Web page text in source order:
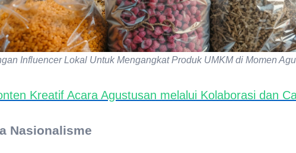
Influencer Lokal Untuk Mengangkat Produk UMKM di Momen
Kreatif Acara Agustusan melalui Kolaborasi dan
Nasionalisme